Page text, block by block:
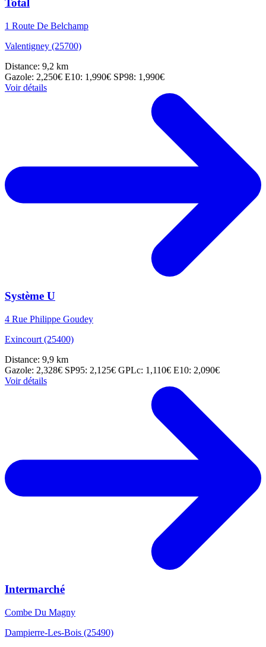
Total
1 Route De Belchamp
Valentigney (25700)
Distance: 9,2 km
Gazole: 2,250€ E10: 1,990€ SP98: 1,990€
Voir détails
Système U
4 Rue Philippe Goudey
Exincourt (25400)
Distance: 9,9 km
Gazole: 2,328€ SP95: 2,125€ GPLc: 1,110€ E10: 2,090€
Voir détails
Intermarché
Combe Du Magny
Dampierre-Les-Bois (25490)